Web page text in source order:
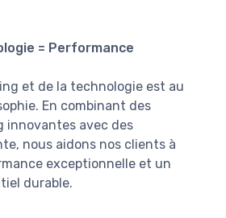
= Performance
et de la technologie est au
En combinant des
innovantes avec des
nous aidons nos clients à
exceptionnelle et un
durable.